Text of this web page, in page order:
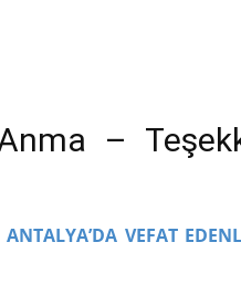
–
ANTALYA’DA VEFAT